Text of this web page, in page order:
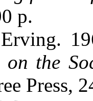
p.
on the
Press,